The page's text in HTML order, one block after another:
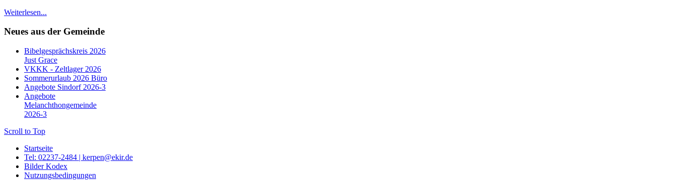
Weiterlesen...
Neues aus der Gemeinde
Bibelgesprächskreis 2026
Just Grace
VKKK - Zeltlager 2026
Sommerurlaub 2026 Büro
Angebote Sindorf 2026-3
Angebote
Melanchthongemeinde
2026-3
Scroll to Top
Startseite
Tel: 02237-2484 | kerpen@ekir.de
Bilder Kodex
Nutzungsbedingungen